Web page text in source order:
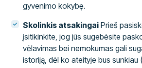
gyvenimo kokybę.
Skolinkis atsakingai Prieš
įsitikinkite, jog jūs sugebėsite
vėlavimas bei nemokumas gali
istoriją, dėl ko ateityje bus sunkiau